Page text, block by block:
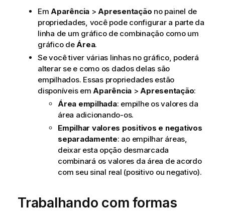
EmAparência >Apresentação no painel de
propriedades, você pode configurar a parte da
linha de um gráfico de combinação como um
gráfico deÁrea.
Se você tiver várias linhas no gráfico, poderá
alterar se e como os dados delas são
empilhados. Essas propriedades estão
disponíveis emAparência >Apresentação:
Área empilhada: empilhe os valores da
área adicionando-os.
Empilhar valores positivos e negativos
separadamente: ao empilhar áreas,
deixar esta opção desmarcada
combinará os valores da área de acordo
com seu sinal real (positivo ou negativo).
Trabalhando com formas